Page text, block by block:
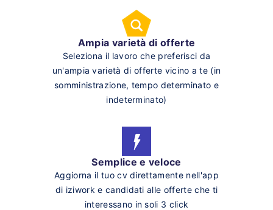
Ampia varietà di offerte
Seleziona il lavoro che preferisci da
un'ampia varietà di offerte vicino a te (in
somministrazione, tempo determinato e
indeterminato)
Semplice e veloce
Aggiorna il tuo cv direttamente nell'app
di iziwork e candidati alle offerte che ti
interessano in soli 3 click